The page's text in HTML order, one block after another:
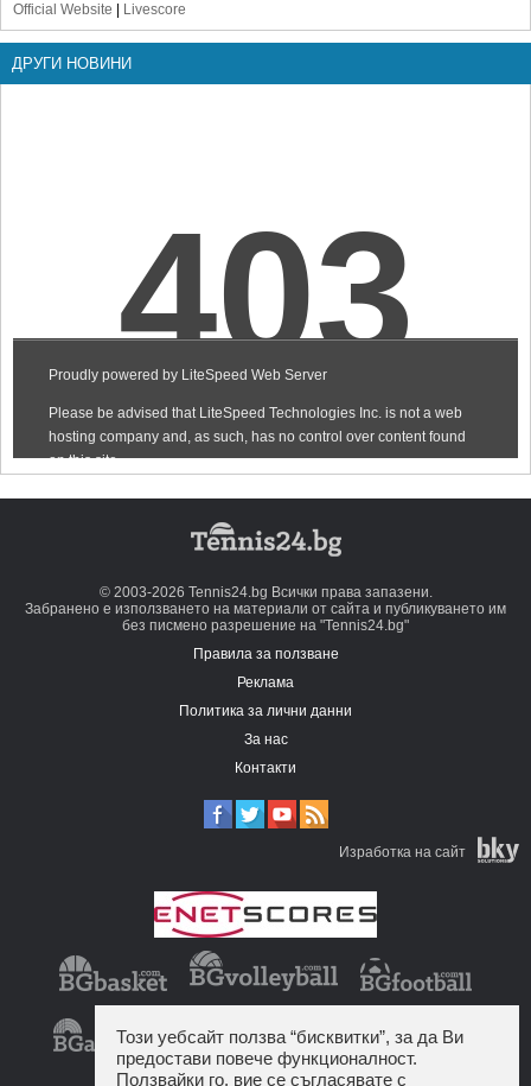
Official Website
Livescore
ДРУГИ НОВИНИ
© 2003-2026 Tennis24.bg Всички права запазени.
Забранено е използването на материали от сайта и публикуването им
без писмено разрешение на "Tennis24.bg"
Правила за ползване
Реклама
Политика за лични данни
За нас
Контакти
Изработка на сайт
Този уебсайт ползва “бисквитки”, за да Ви
предостави повече функционалност.
Ползвайки го, вие се съгласявате с